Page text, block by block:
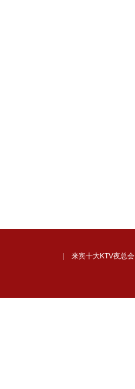
来宾十大KTV夜总会